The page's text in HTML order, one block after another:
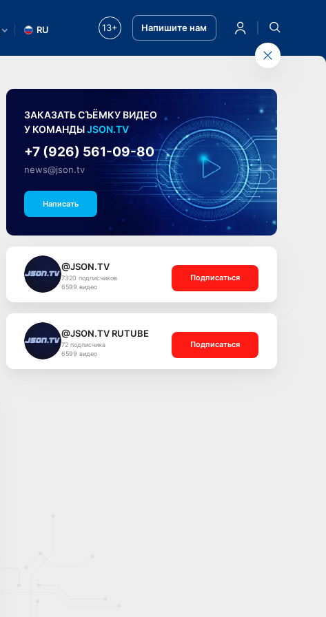
RU 13+ Напишите нам
ЗАКАЗАТЬ СЪЁМКУ ВИДЕО
У КОМАНДЫJSON.TV
+7 (926) 561-09-80
news@json.tv
Написать
@JSON.TV
7320 подписчиков
6599 видео
Подписаться
@JSON.TV RUTUBE
72 подписчика
6599 видео
Подписаться